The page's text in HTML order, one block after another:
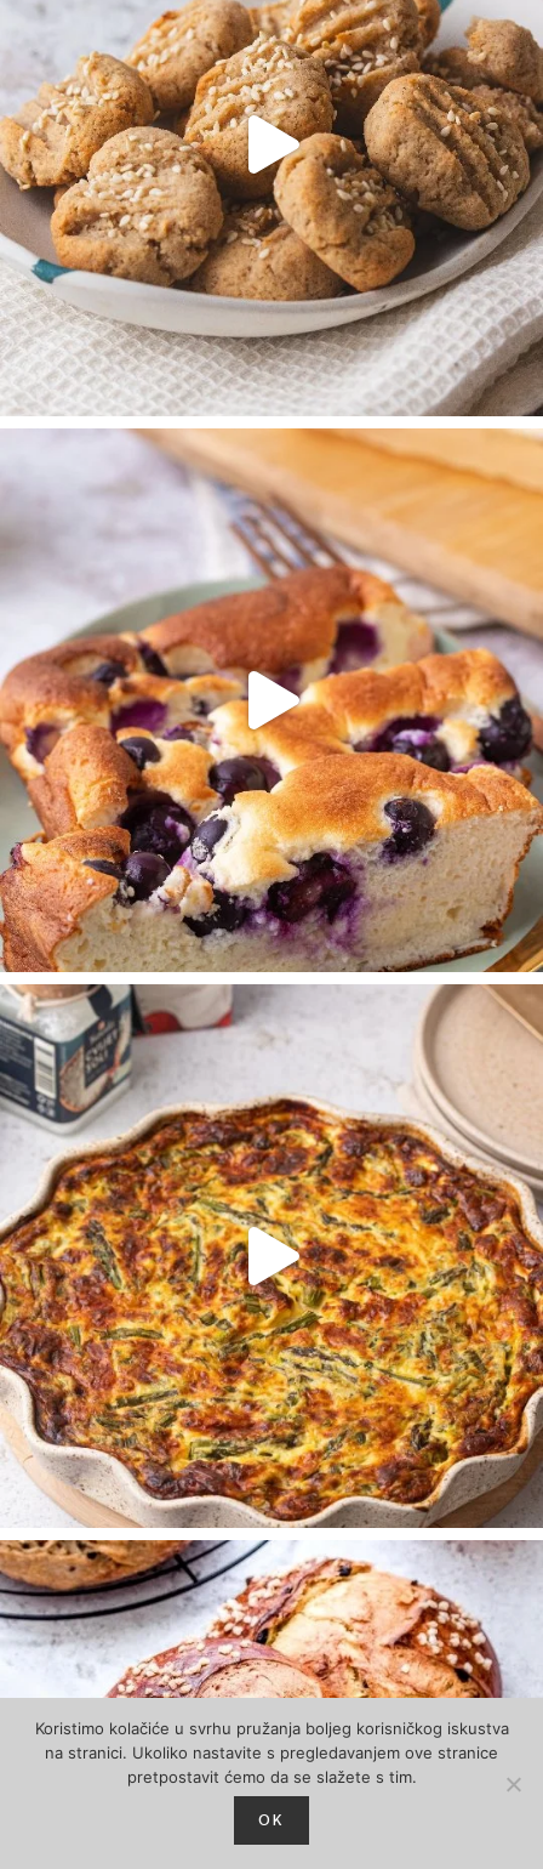
Koristimo kolačiće u svrhu pružanja boljeg korisničkog iskustva
na stranici. Ukoliko nastavite s pregledavanjem ove stranice
pretpostavit ćemo da se slažete s tim.
OK